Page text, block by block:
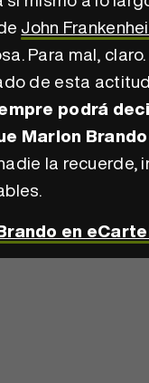
John
Para mal,
de esta
podrá
Marlon
la recuerde,
en